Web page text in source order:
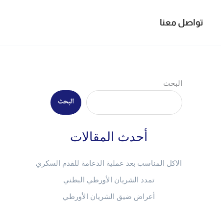
تواصل معنا
البحث
البحث
أحدث المقالات
الاكل المناسب بعد عملية الدعامة للقدم السكري
تمدد الشريان الأورطي البطني
أعراض ضيق الشريان الأورطي